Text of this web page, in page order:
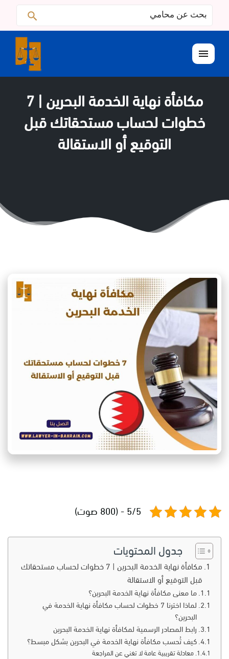
البحث
عن:
القائمة
مكافأة نهاية الخدمة البحرين | 7
خطوات لحساب مستحقاتك قبل
التوقيع أو الاستقالة
5/5 - (800 صوت)
جدول المحتويات
مكافأة نهاية الخدمة البحرين | 7 خطوات لحساب مستحقاتك
قبل التوقيع أو الاستقالة
ما معنى مكافأة نهاية الخدمة البحرين؟
لماذا اخترنا 7 خطوات لحساب مكافأة نهاية الخدمة في
البحرين؟
رابط المصادر الرسمية لمكافأة نهاية الخدمة البحرين
كيف تُحسب مكافأة نهاية الخدمة في البحرين بشكل مبسط؟
معادلة تقريبية عامة لا تغني عن المراجعة